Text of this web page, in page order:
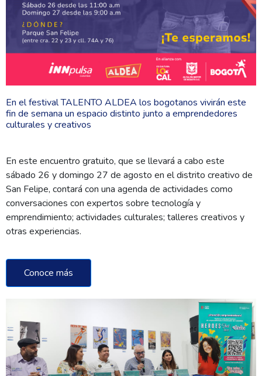
En el festival TALENTO ALDEA los bogotanos vivirán este
fin de semana un espacio distinto junto a emprendedores
culturales y creativos
En este encuentro gratuito, que se llevará a cabo este
sábado 26 y domingo 27 de agosto en el distrito creativo de
San Felipe, contará con una agenda de actividades como
conversaciones con expertos sobre tecnología y
emprendimiento; actividades culturales; talleres creativos y
otras experiencias.
Conoce más